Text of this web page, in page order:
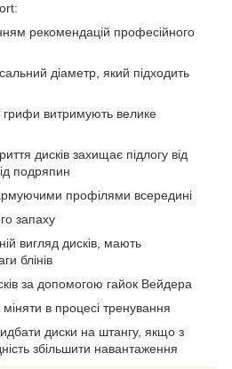
рекомендацій професійного
діаметр, який підходить
грифи витримують велике
дисків захищає підлогу від
подряпин
профілями всередині
запаху
вигляд дисків, мають
блінів
за допомогою гайок Вейдера
в процесі тренування
диски на штангу, якщо з
збільшити навантаження